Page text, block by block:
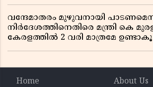
വന്ദേമാതരം മുഴുവനായി
നിർദേശത്തിനെതിരെ മന്ത്രി കെ
കേരളത്തിൽ 2 വരി മാത്രമേ
Home
About Us